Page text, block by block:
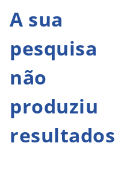
A sua
pesquisa
não
produziu
resultados